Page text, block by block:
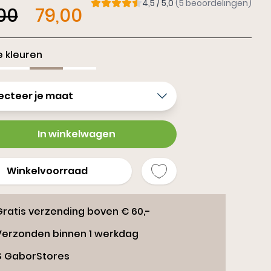
79,00
4,5 / 5,0 (5 beoordelingen)
kleuren
je maat
In winkelwagen
Winkelvoorraad
verzending boven € 60,-
binnen 1 werkdag
GaborStores